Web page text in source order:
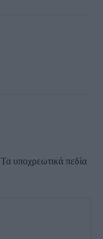
Τα υποχρεωτικά πεδία